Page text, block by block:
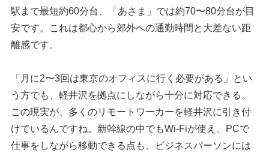
駅まで最短約60分台、「あさま」では約70〜80分台が目
安です。これは都心から郊外への通勤時間と大差ない距
離感です。
「月に2〜3回は東京のオフィスに行く必要がある」とい
う方でも、軽井沢を拠点にしながら十分に対応できる。
この現実が、多くのリモートワーカーを軽井沢に引き付
けているんですね。新幹線の中でもWi-Fiが使え、PCで
仕事をしながら移動できる点も、ビジネスパーソンには